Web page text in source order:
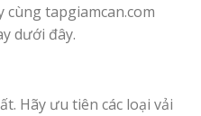
tapgiamcan.com
dưới đây.
Hãy ưu tiên các loại vải